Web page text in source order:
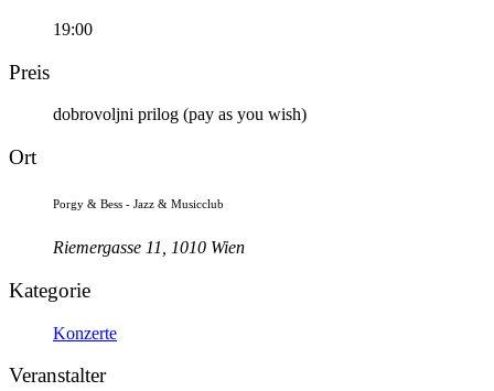
19:00
Preis
dobrovoljni prilog (pay as you wish)
Ort
Porgy & Bess - Jazz & Musicclub
Riemergasse 11, 1010 Wien
Kategorie
Konzerte
Veranstalter